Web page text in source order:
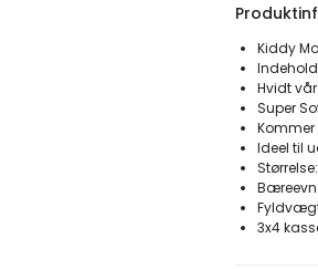
Kiddy
Hvidt
Super
Ideel til
3x4